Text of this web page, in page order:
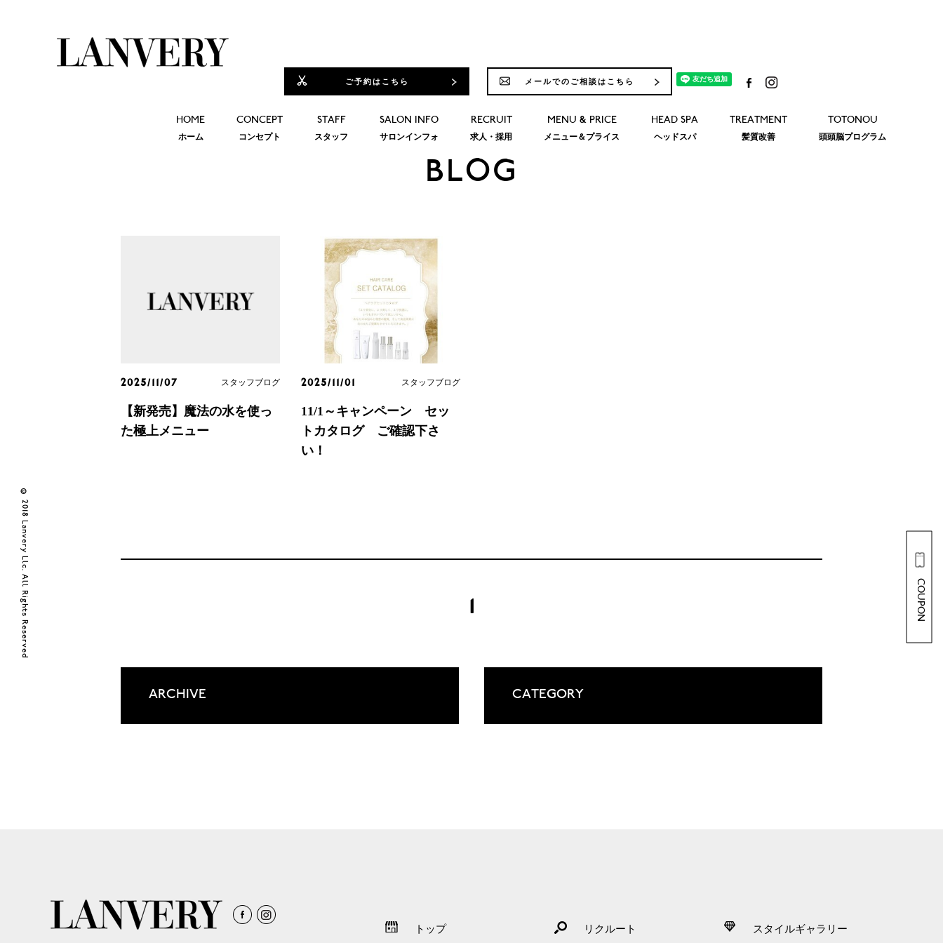
ご予約はこちら メールでのご相談はこちら
HOME
ホーム
CONCEPT
コンセプト
STAFF
スタッフ
SALON INFO
サロンインフォ
RECRUIT
求人・採用
MENU & PRICE
メニュー＆プライス
HEAD SPA
ヘッドスパ
TREATMENT
髪質改善
TOTONOU
頭頭脳プログラム
BLOG
2025/11/07 スタッフブログ
【新発売】魔法の水を使っ
た極上メニュー
2025/11/01 スタッフブログ
11/1～キャンペーン セッ
トカタログ ご確認下さ
い！
1
ARCHIVE CATEGORY
トップ リクルート スタイルギャラリー
COUPON
© 2018 Lanvery Llc. All Rights Reserved